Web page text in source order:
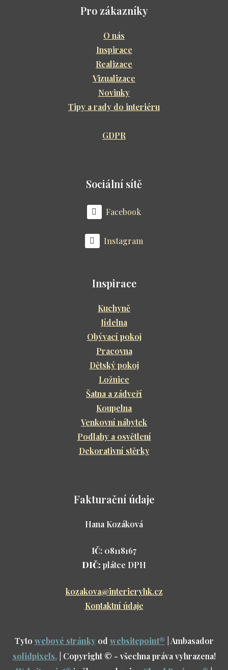
Pro zákazníky
O nás
Inspirace
Realizace
Vizualizace
Novinky
Tipy a rady do interiéru
GDPR
Sociální sítě
Facebook
Instagram
Inspirace
Kuchyně
Jídelna
Obývací pokoj
Pracovna
Dětský pokoj
Ložnice
Šatna a zádveří
Koupelna
Venkovní nábytek
Podlahy a osvětlení
Dekorativní stěrky
Fakturační údaje
Hana Kozáková
IČ: 08118167
DIČ: plátce DPH
kozakova@interieryhk.cz
Kontaktní údaje
Tyto webové stránkyod websitepoint® | Ambasador
solidpixels.| Copyright © - všechna práva vyhrazena!